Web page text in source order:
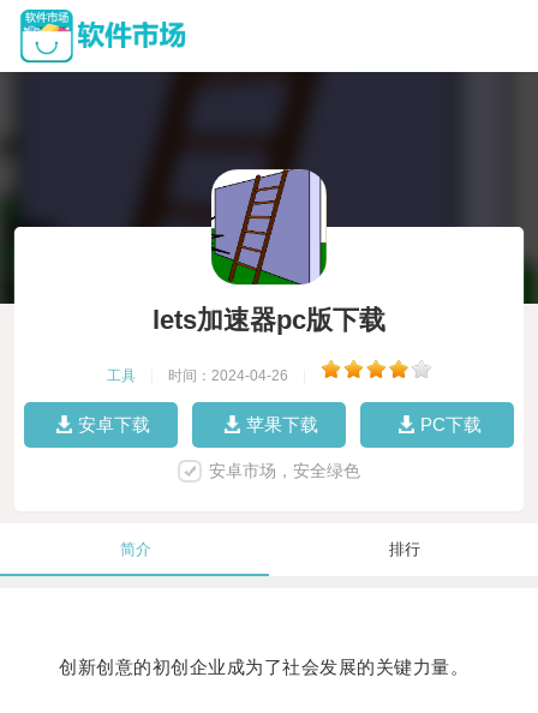
lets加速器pc版下载
工具 时间：2024-04-26
安卓下载 苹果下载 PC下载
安卓市场，安全绿色
简介 排行
创新创意的初创企业成为了社会发展的关键力量。